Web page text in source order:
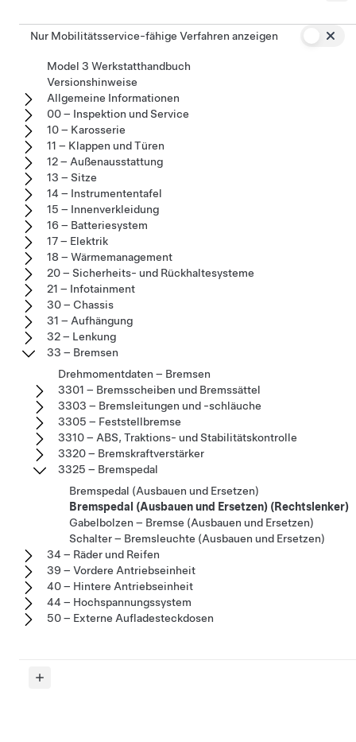
Nur Mobilitätsservice-fähige Verfahren anzeigen
Model 3 Werkstatthandbuch
Versionshinweise
Allgemeine Informationen
00 – Inspektion und Service
10 – Karosserie
11 – Klappen und Türen
12 – Außenausstattung
13 – Sitze
14 – Instrumententafel
15 – Innenverkleidung
16 – Batteriesystem
17 – Elektrik
18 – Wärmemanagement
20 – Sicherheits- und Rückhaltesysteme
21 – Infotainment
30 – Chassis
31 – Aufhängung
32 – Lenkung
33 – Bremsen
Drehmomentdaten – Bremsen
3301 – Bremsscheiben und Bremssättel
3303 – Bremsleitungen und -schläuche
3305 – Feststellbremse
3310 – ABS, Traktions- und Stabilitätskontrolle
3320 – Bremskraftverstärker
3325 – Bremspedal
Bremspedal (Ausbauen und Ersetzen)
Bremspedal (Ausbauen und Ersetzen) (Rechtslenker)
Gabelbolzen – Bremse (Ausbauen und Ersetzen)
Schalter – Bremsleuchte (Ausbauen und Ersetzen)
34 – Räder und Reifen
39 – Vordere Antriebseinheit
40 – Hintere Antriebseinheit
44 – Hochspannungssystem
50 – Externe Aufladesteckdosen